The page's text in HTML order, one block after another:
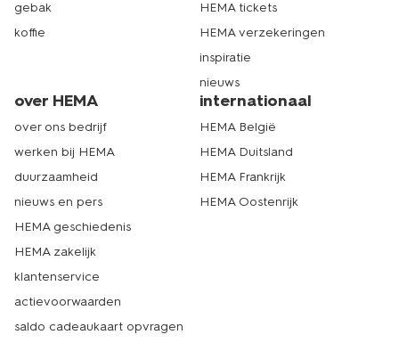
gebak
koffie
HEMA tickets
HEMA verzekeringen
inspiratie
nieuws
over HEMA
over ons bedrijf
werken bij HEMA
duurzaamheid
nieuws en pers
HEMA geschiedenis
HEMA zakelijk
klantenservice
actievoorwaarden
saldo cadeaukaart opvragen
internationaal
HEMA België
HEMA Duitsland
HEMA Frankrijk
HEMA Oostenrijk